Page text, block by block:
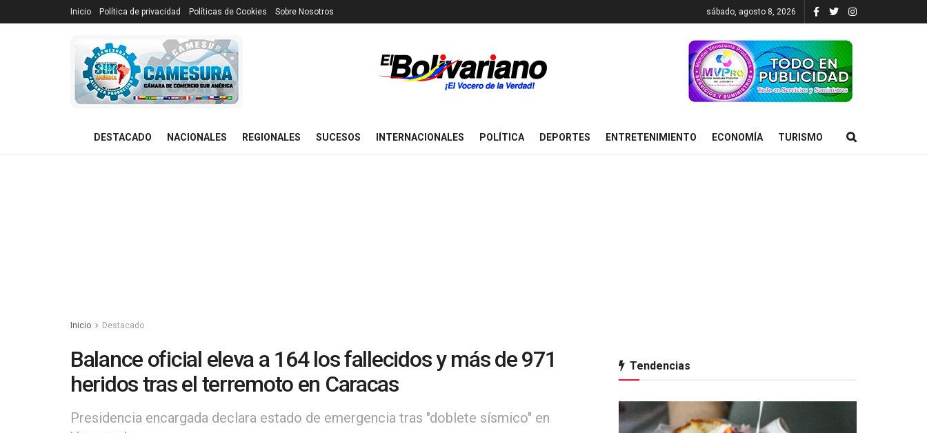
Inicio Política de privacidad Políticas de Cookies Sobre Nosotros sábado, agosto 8, 2026
DESTACADO NACIONALES REGIONALES SUCESOS INTERNACIONALES POLÍTICA DEPORTES ENTRETENIMIENTO ECONOMÍA TURISMO
Inicio Destacado
Balance oficial eleva a 164 los fallecidos y más de 971
heridos tras el terremoto en Caracas
Presidencia encargada declara estado de emergencia tras "doblete sísmico" en
Tendencias